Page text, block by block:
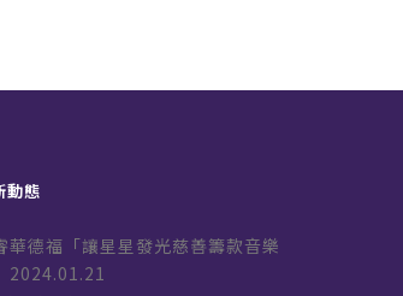
動態
華德福「讓星星發光慈善籌款音樂
2024.01.21